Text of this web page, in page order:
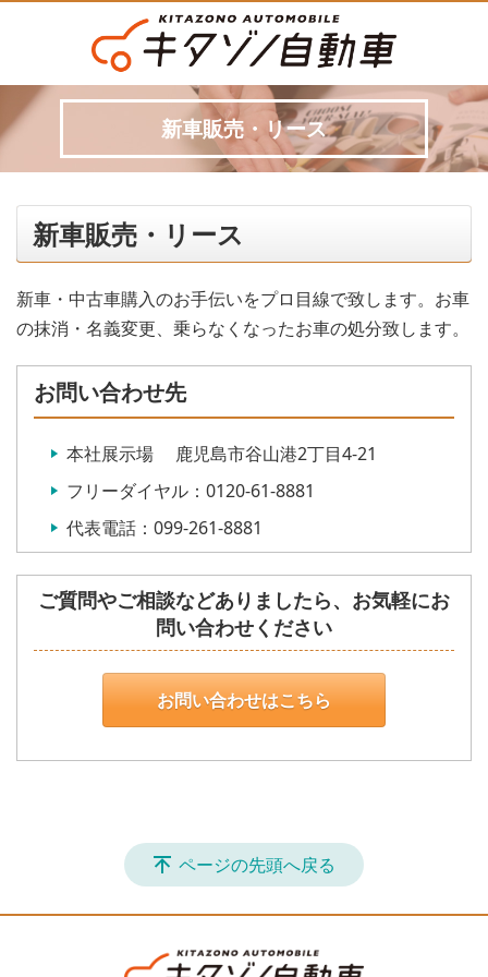
新車販売・リース
新車販売・リース
新車・中古車購入のお手伝いをプロ目線で致します。お車
の抹消・名義変更、乗らなくなったお車の処分致します。
お問い合わせ先
本社展示場 鹿児島市谷山港2丁目4-21
フリーダイヤル：0120-61-8881
代表電話：099-261-8881
ご質問やご相談などありましたら、お気軽にお
問い合わせください
お問い合わせはこちら
ページの先頭へ戻る